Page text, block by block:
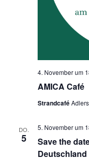
AMICA Café
4. November um
Strandcafé
DO.
5
Save the
Deutschland
5. November um